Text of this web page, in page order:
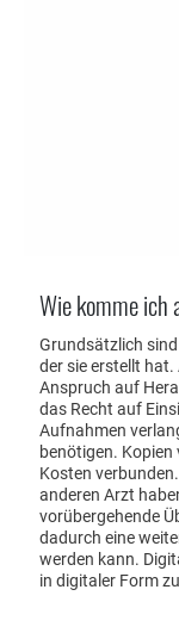
Wie komme ich
Grundsätzlich
der sie erstellt hat.
Anspruch auf
das Recht auf
Aufnahmen
benötigen. Kopien
Kosten
anderen Arzt
vorübergehende
dadurch eine
werden kann.
in digitaler Form